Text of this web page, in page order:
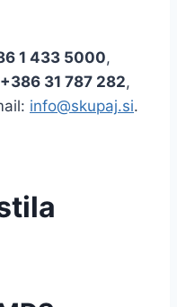
1 433 5000,
+386 31 787 282,
info@skupaj.si.